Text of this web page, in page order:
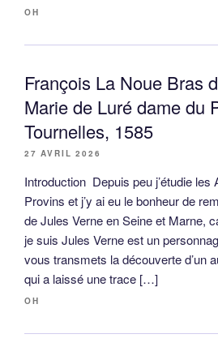
OH
François La Noue Bras
Marie de Luré dame du
Tournelles, 1585
27 AVRIL 2026
Introduction Depuis peu j’étudie les
Provins et j’y ai eu le bonheur de
de Jules Verne en Seine et Marne,
je suis Jules Verne est un
vous transmets la découverte d’un
qui a laissé une trace […]
OH